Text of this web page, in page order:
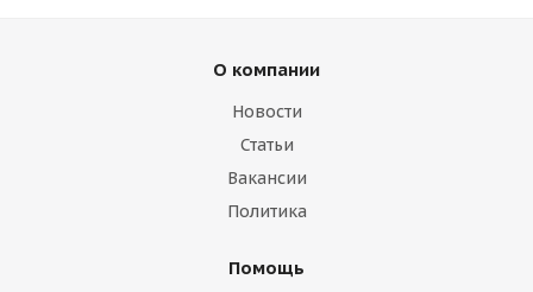
О компании
Новости
Статьи
Вакансии
Политика
Помощь